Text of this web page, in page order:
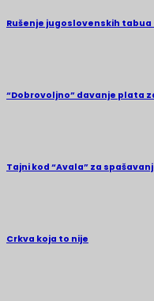
Rušenje jugoslovenskih
“Dobrovoljno” davanje plata
Tajni kod “Avala” za
Crkva koja to nije